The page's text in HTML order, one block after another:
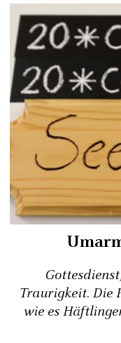
Traurigkeit. Die
wie es